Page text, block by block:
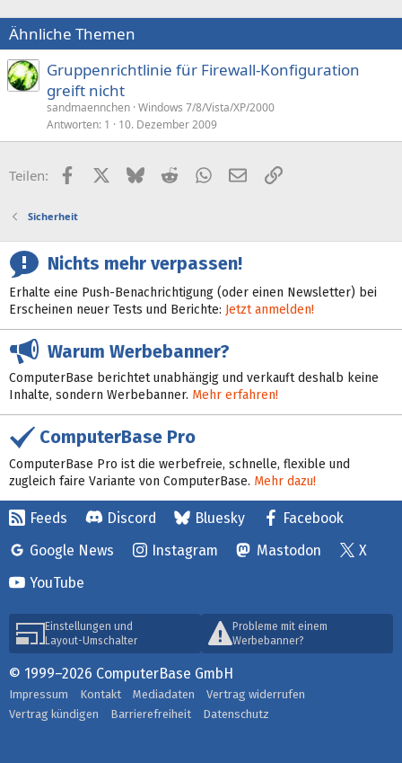
Ähnliche Themen
Gruppenrichtlinie für Firewall-Konfiguration
greift nicht
sandmaennchen Windows 7/8/Vista/XP/2000
Antworten 1 10. Dezember 2009
Teilen: FacebookX (Twitter)
BlueskyRedditWhatsApp
E-MailLink
Sicherheit
Nichts mehr verpassen!
Erhalte eine Push-Benachrichtigung (oder einen Newsletter) bei
Erscheinen neuer Tests und Berichte: Jetzt anmelden!
Warum Werbebanner?
ComputerBase berichtet unabhängig und verkauft deshalb keine
Inhalte, sondern Werbebanner. Mehr erfahren!
ComputerBase Pro
ComputerBase Pro ist die werbefreie, schnelle, flexible und
zugleich faire Variante von ComputerBase. Mehr dazu!
Feeds Discord Bluesky
Facebook
Google News
Instagram Mastodon
X
YouTube
Einstellungen und
Layout-Umschalter
Probleme mit einem
Werbebanner?
© 1999–2026 ComputerBase GmbH
Impressum Kontakt Mediadaten
Vertrag widerrufen
Vertrag kündigen
Barrierefreiheit Datenschutz